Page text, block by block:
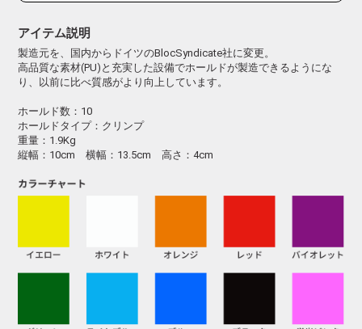
アイテム説明
製造元を、国内からドイツのBlocSyndicate社に変更。
高品質な素材(PU)と充実した設備でホールドが製造できるようにな
り、以前に比べ質感がより向上しています。
ホールド数：10
ホールドタイプ：クリンプ
重量：1.9Kg
縦幅：10cm 横幅：13.5cm 高さ：4cm